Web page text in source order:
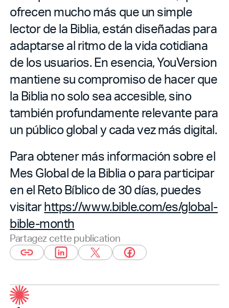
ofrecen mucho más que un simple
lector de la Biblia, están diseñadas para
adaptarse al ritmo de la vida cotidiana
de los usuarios. En esencia, YouVersion
mantiene su compromiso de hacer que
la Biblia no solo sea accesible, sino
también profundamente relevante para
un público global y cada vez más digital.
Para obtener más información sobre el
Mes Global de la Biblia o para participar
en el Reto Bíblico de 30 días, puedes
visitarhttps://www.bible.com/es/global-
bible-month
Partagez cette publication